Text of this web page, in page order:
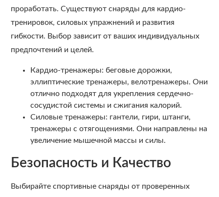
проработать. Существуют снаряды для кардио-
тренировок, силовых упражнений и развития
гибкости. Выбор зависит от ваших индивидуальных
предпочтений и целей.
Кардио-тренажеры: беговые дорожки,
эллиптические тренажеры, велотренажеры. Они
отлично подходят для укрепления сердечно-
сосудистой системы и сжигания калорий.
Силовые тренажеры: гантели, гири, штанги,
тренажеры с отягощениями. Они направлены на
увеличение мышечной массы и силы.
Безопасность и Качество
Выбирайте спортивные снаряды от проверенных